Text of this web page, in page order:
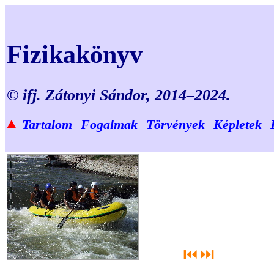
Fizikakönyv
© ifj. Zátonyi Sándor, 2014–2024.
▲ Tartalom Fogalmak Törvények Képletek
⏮ ⏭